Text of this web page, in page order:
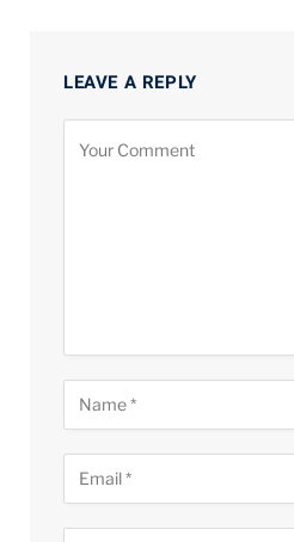
LEAVE A REPLY